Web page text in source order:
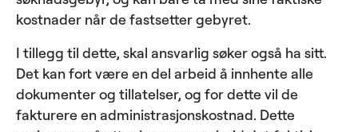
kostnader når de fastsetter gebyret.
I tillegg til dette, skal ansvarlig søker også ha sitt.
Det kan fort være en del arbeid å innhente alle
dokumenter og tillatelser, og for dette vil de
fakturere en administrasjonskostnad. Dette